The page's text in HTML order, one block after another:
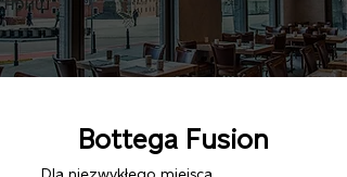
Bottega Fusion